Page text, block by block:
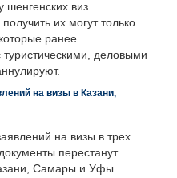
шенгенских виз
их могут только
ранее
туристическими, деловыми
на визы в Казани,
на визы в трех
перестанут
Самары и Уфы.